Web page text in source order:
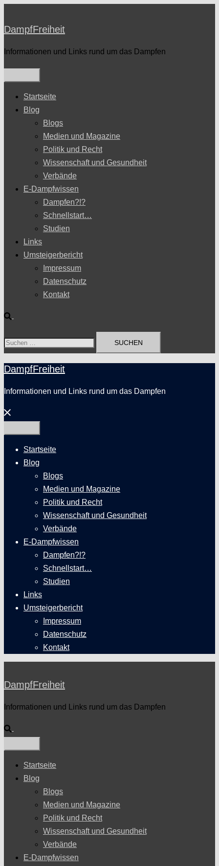
springen
DampfFreiheit
Informationen und Links rund um das Dampfen
Startseite
Blog
Blogs
Medien und Magazine
Politik und Recht
Wissenschaft und Gesundheit
Verbände
E-Dampfwissen
Dampfen?!?
Schnellstart…
Studien
Links
Umsteigerbericht
Impressum
Datenschutz
Kontakt
Suche
Suchen
DampfFreiheit
Informationen und Links rund um das Dampfen
Menü
schließen
Startseite
Blog
Blogs
Medien und Magazine
Politik und Recht
Wissenschaft und Gesundheit
Verbände
E-Dampfwissen
Dampfen?!?
Schnellstart…
Studien
Links
Umsteigerbericht
Impressum
Datenschutz
Kontakt
DampfFreiheit
Informationen und Links rund um das Dampfen
Suche
Startseite
Blog
Blogs
Medien und Magazine
Politik und Recht
Wissenschaft und Gesundheit
Verbände
E-Dampfwissen